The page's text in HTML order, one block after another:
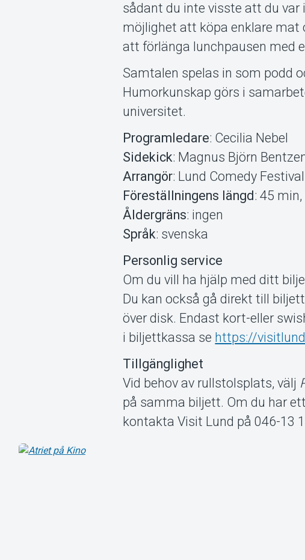
sådant du inte visste att du var
möjlighet att köpa enklare mat
att förlänga lunchpausen med
Samtalen spelas in som podd
Humorkunskap görs i
universitet.
Programledare: Cecilia Nebel
Sidekick: Magnus Björn
Arrangör: Lund Comedy Festival
Föreställningens längd: 45
Åldergräns: ingen
Språk: svenska
Personlig service
Om du vill ha hjälp med ditt
Du kan också gå direkt till
över disk. Endast kort-eller
i biljettkassa se https://
Tillgänglighet
Vid behov av rullstolsplats, välj
på samma biljett. Om du har
kontakta Visit Lund på 046-13